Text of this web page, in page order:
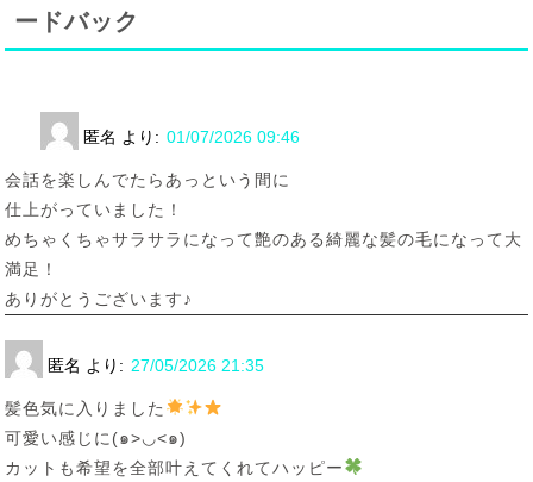
ードバック
匿名 より: 01/07/2026 09:46
会話を楽しんでたらあっという間に
仕上がっていました！
めちゃくちゃサラサラになって艶のある綺麗な髪の毛になって大
満足！
ありがとうございます♪
匿名 より: 27/05/2026 21:35
髪色気に入りました
可愛い感じに(๑>◡<๑)
カットも希望を全部叶えてくれてハッピー